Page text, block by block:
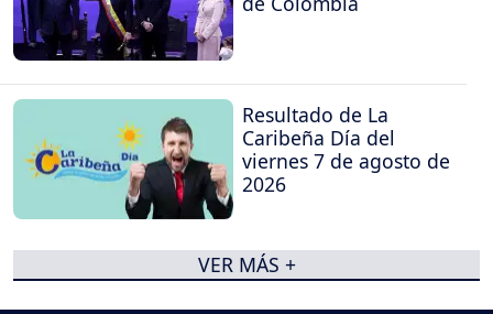
Resultado de La
Caribeña Día del
viernes 7 de agosto de
2026
VER MÁS +